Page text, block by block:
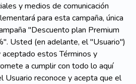
y medios de comunicación
para esta campaña, única
"Descuento plan Premium
Usted (en adelante, el "Usuario")
estos Términos y
a cumplir con todo lo aquí
Usuario reconoce y acepta que el